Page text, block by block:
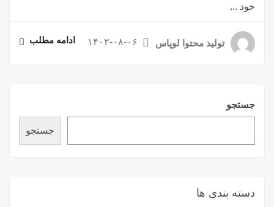
جستجو
جستجو
دسته بندی ها
خود ...
تولید محتوا لوپاس ۱۴۰۲-۰۸-۰۶ ادامه مطلب